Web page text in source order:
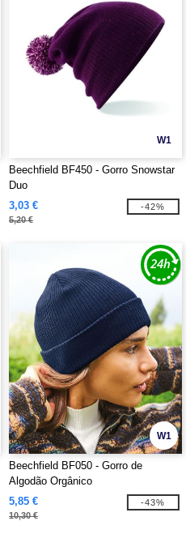
W1
Beechfield BF450 - Gorro Snowstar
Duo
3,03 €
5,20 €
-42%
W1
Beechfield BF050 - Gorro de
Algodão Orgânico
5,85 €
10,30 €
-43%